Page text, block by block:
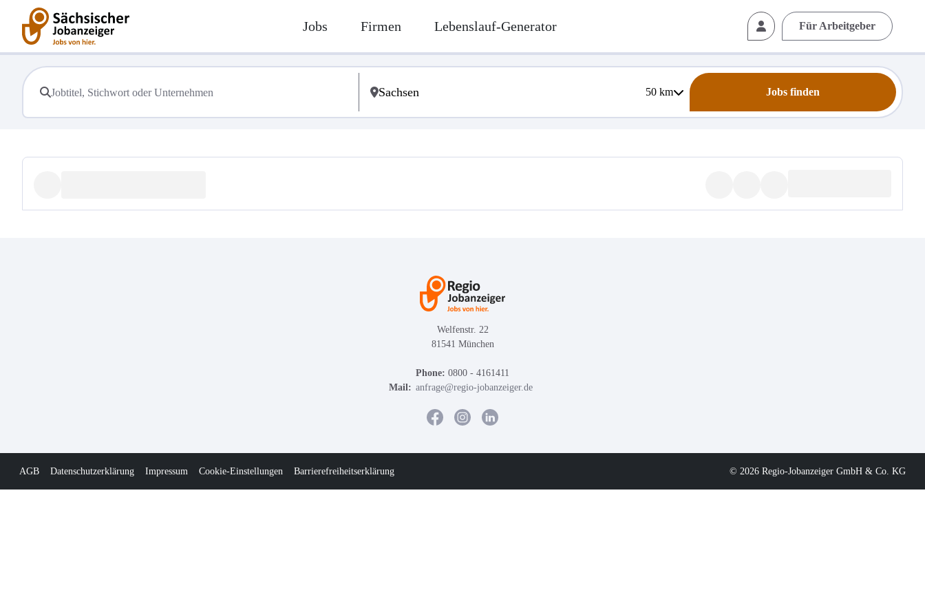
Jobs Firmen Lebenslauf-Generator Für Arbeitgeber
50km Jobs finden
Welfenstr. 22
81541 München
Phone: 0800 - 4161411
Mail: anfrage@regio-jobanzeiger.de
AGB Datenschutzerklärung Impressum Cookie-Einstellungen Barrierefreiheitserklärung © 2026 Regio-Jobanzeiger GmbH & Co. KG